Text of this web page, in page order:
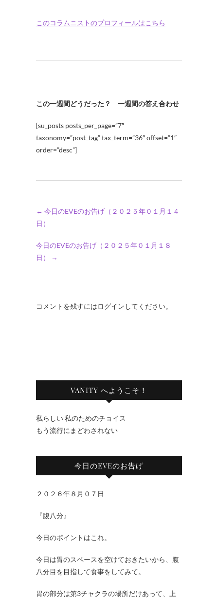
このコラムニストのプロフィールはこちら
この一週間どうだった？ 一週間の答え合わせ
[su_posts posts_per_page=”7″
taxonomy=”post_tag” tax_term=”36″ offset=”1″
order=”desc”]
← 今日のEVEのお告げ（２０２５年０１月１４
日）
今日のEVEのお告げ（２０２５年０１月１８
日）
→
コメントを残すにはログインしてください。
VANITY へようこそ！
私らしい 私のためのチョイス
もう流行にまどわされない
今日のEVEのお告げ
２０２６年８月０７日
『腹八分』
今日のポイントはこれ。
今日は胃のスペースを空けておきたいから、腹
八分目を目指して食事をしてみて。
胃の部分は第3チャクラの場所だけあって、上